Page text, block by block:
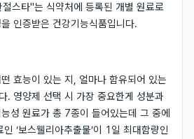
스타"는 식약처에 등록된 개별 원료로
인증받은 건강기능식품입니다.
효능이 있는 지, 얼마나 함유되어 있는
. 영양제 선택 시 가장 중요한게 성분과
성 원료가 총 7종이 들어있는데 그 중에
‘보스웰리아추출물’이 1일 최대함량인